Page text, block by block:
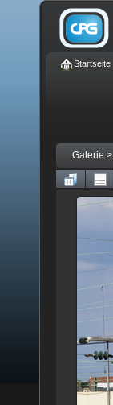
Startseite
Galerie >